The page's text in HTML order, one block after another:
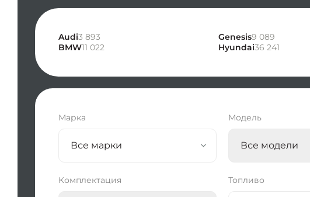
Audi3 893
BMW11 022
Genesis9 089
Hyundai36 241
Марка
Все марки
Модель
Все модели
Комплектация Топливо